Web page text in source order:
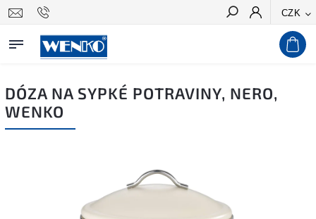
CZK
Hledat
DÓZA NA SYPKÉ POTRAVINY, NERO,
WENKO